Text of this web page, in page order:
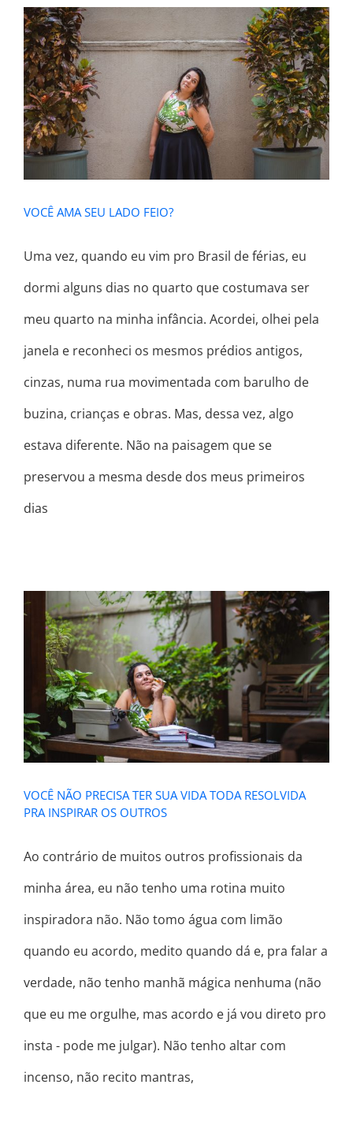
VOCÊ AMA SEU LADO FEIO?
VOCÊ AMA SEU LADO FEIO?
Uma vez, quando eu vim pro Brasil de férias, eu
dormi alguns dias no quarto que costumava ser
meu quarto na minha infância. Acordei, olhei pela
janela e reconheci os mesmos prédios antigos,
cinzas, numa rua movimentada com barulho de
buzina, crianças e obras. Mas, dessa vez, algo
estava diferente. Não na paisagem que se
preservou a mesma desde dos meus primeiros
dias
VOCÊ NÃO PRECISA TER SUA VIDA
TODA RESOLVIDA PRA INSPIRAR OS
OUTROS
VOCÊ NÃO PRECISA TER SUA VIDA TODA RESOLVIDA
PRA INSPIRAR OS OUTROS
Ao contrário de muitos outros profissionais da
minha área, eu não tenho uma rotina muito
inspiradora não. Não tomo água com limão
quando eu acordo, medito quando dá e, pra falar a
verdade, não tenho manhã mágica nenhuma (não
que eu me orgulhe, mas acordo e já vou direto pro
insta - pode me julgar). Não tenho altar com
incenso, não recito mantras,